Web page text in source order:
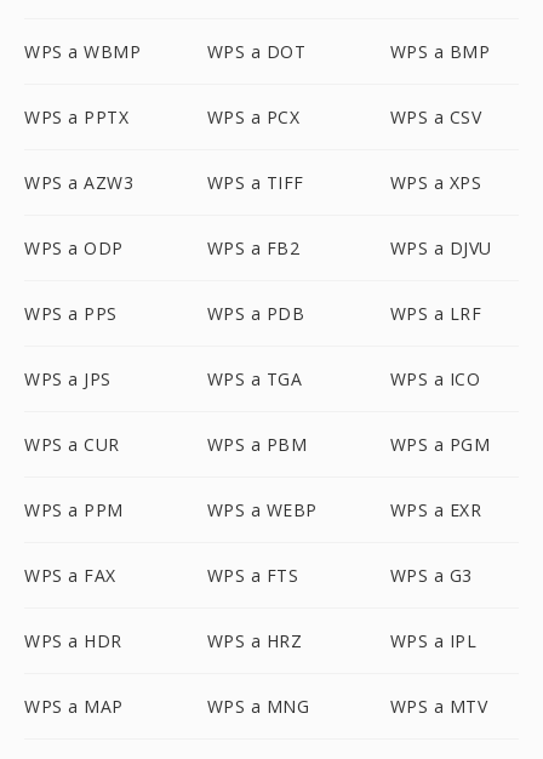
WPS a WBMP WPS a DOT WPS a BMP
WPS a PPTX WPS a PCX WPS a CSV
WPS a AZW3 WPS a TIFF WPS a XPS
WPS a ODP WPS a FB2 WPS a DJVU
WPS a PPS WPS a PDB WPS a LRF
WPS a JPS WPS a TGA WPS a ICO
WPS a CUR WPS a PBM WPS a PGM
WPS a PPM WPS a WEBP WPS a EXR
WPS a FAX WPS a FTS WPS a G3
WPS a HDR WPS a HRZ WPS a IPL
WPS a MAP WPS a MNG WPS a MTV